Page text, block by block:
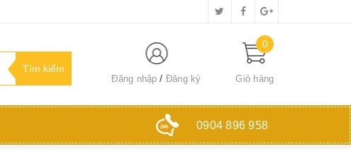
Đăng nhập Đăng ký
0
Giỏ hàng
0904 896 958